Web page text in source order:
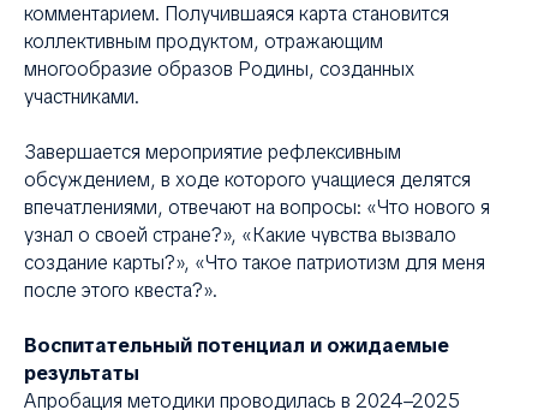
комментарием. Получившаяся карта становится
коллективным продуктом, отражающим
многообразие образов Родины, созданных
участниками.
Завершается мероприятие рефлексивным
обсуждением, в ходе которого учащиеся делятся
впечатлениями, отвечают на вопросы: «Что нового я
узнал о своей стране?», «Какие чувства вызвало
создание карты?», «Что такое патриотизм для меня
после этого квеста?».
Воспитательный потенциал и ожидаемые
результаты
Апробация методики проводилась в 2024–2025